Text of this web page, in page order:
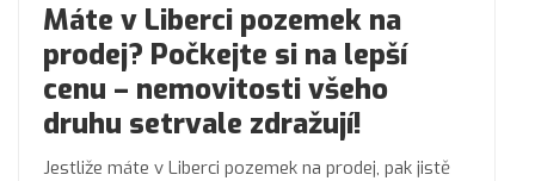
Máte v Liberci pozemek na
prodej? Počkejte si na lepší
cenu – nemovitosti všeho
druhu setrvale zdražují!
Jestliže máte v Liberci pozemek na prodej, pak jistě